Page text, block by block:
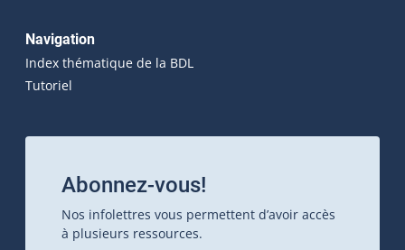
Navigation
Index thématique de la BDL
Tutoriel
Abonnez-vous!
Nos infolettres vous permettent d’avoir accès
à plusieurs ressources.